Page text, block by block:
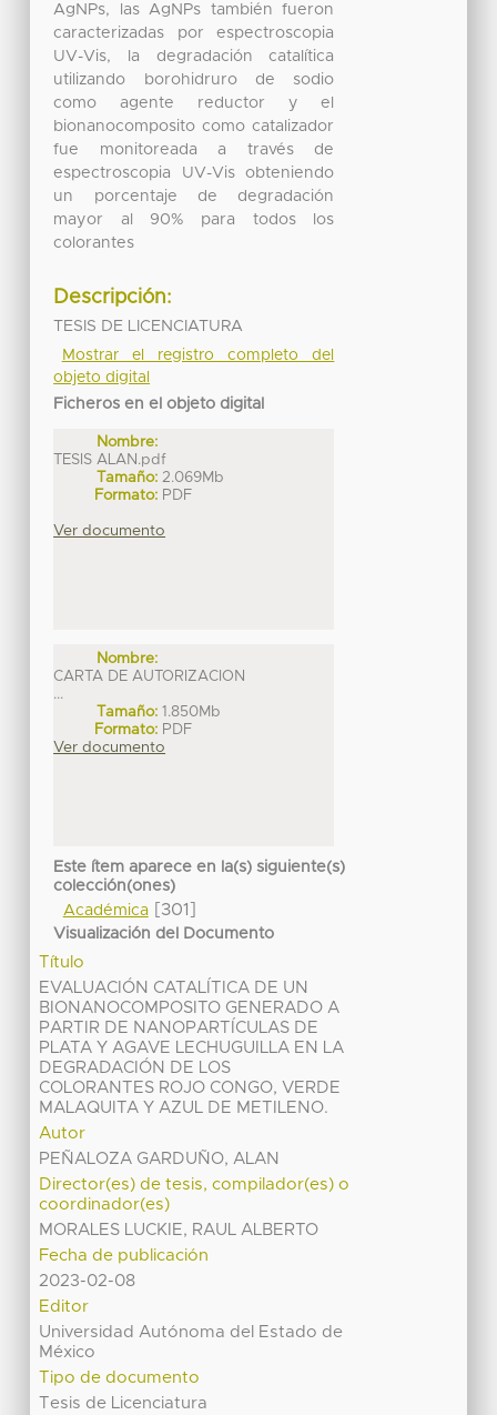
AgNPs, las AgNPs también fueron
caracterizadas por espectroscopia
UV-Vis, la degradación catalítica
utilizando borohidruro de sodio
como agente reductor y el
bionanocomposito como catalizador
fue monitoreada a través de
espectroscopia UV-Vis obteniendo
un porcentaje de degradación
mayor al 90% para todos los
colorantes
Descripción:
TESIS DE LICENCIATURA
Mostrar el registro completo del
objeto digital
Ficheros en el objeto digital
Nombre:
TESIS ALAN.pdf
Tamaño: 2.069Mb
Formato: PDF
Ver documento
Nombre:
CARTA DE AUTORIZACION
...
Tamaño: 1.850Mb
Formato: PDF
Ver documento
Este ítem aparece en la(s) siguiente(s)
colección(ones)
Académica[301]
Visualización del Documento
Título
EVALUACIÓN CATALÍTICA DE UN
BIONANOCOMPOSITO GENERADO A
PARTIR DE NANOPARTÍCULAS DE
PLATA Y AGAVE LECHUGUILLA EN LA
DEGRADACIÓN DE LOS
COLORANTES ROJO CONGO, VERDE
MALAQUITA Y AZUL DE METILENO.
Autor
PEÑALOZA GARDUÑO, ALAN
Director(es) de tesis, compilador(es) o
coordinador(es)
MORALES LUCKIE, RAUL ALBERTO
Fecha de publicación
2023-02-08
Editor
Universidad Autónoma del Estado de
México
Tipo de documento
Tesis de Licenciatura